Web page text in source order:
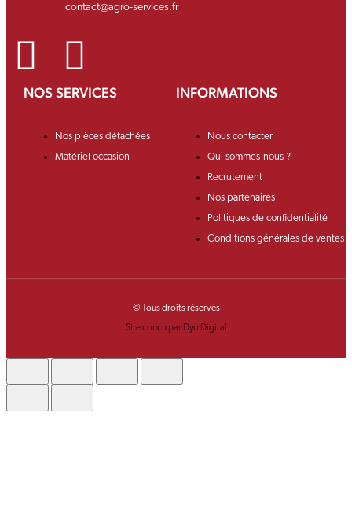
contact@agro-services.fr
NOS SERVICES
Nos pièces détachées
Matériel occasion
INFORMATIONS
Nous contacter
Qui sommes-nous ?
Recrutement
Nos partenaires
Politiques de confidentialité
Conditions générales de ventes
© Tous droits réservés
Site conçu par Dyo Digital